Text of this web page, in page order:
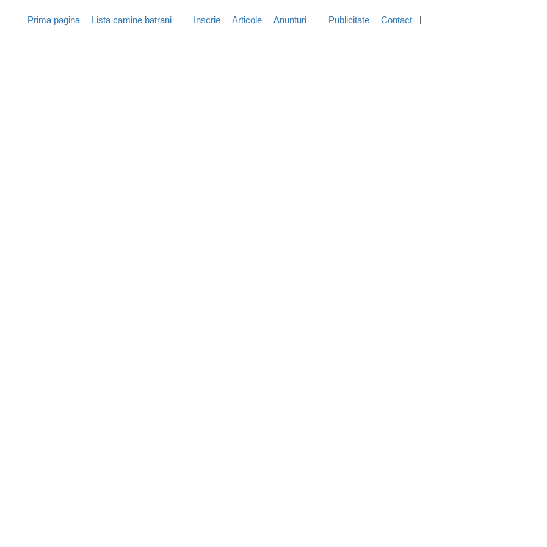
Prima pagina Lista camine batrani Inscrie Articole Anunturi Publicitate Contact